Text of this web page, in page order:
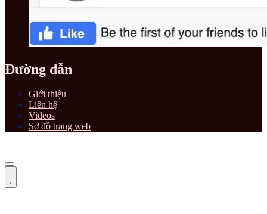
Đường dẫn
Giới thiệu
Liên hệ
Videos
Sơ đồ trang web